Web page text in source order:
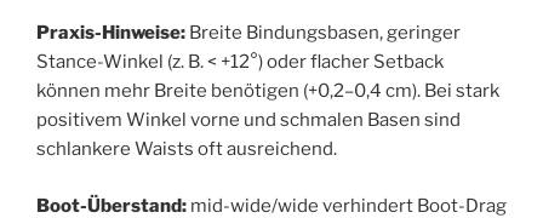
Praxis-Hinweise: Breite Bindungsbasen, geringer
Stance-Winkel (z. B. < +12°) oder flacher Setback
können mehr Breite benötigen (+0,2–0,4 cm). Bei stark
positivem Winkel vorne und schmalen Basen sind
schlankere Waists oft ausreichend.
Boot-Überstand: mid-wide/wide verhindert Boot-Drag